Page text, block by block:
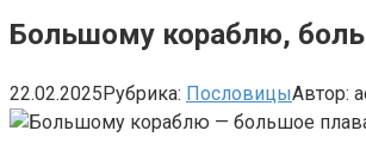
Большому кораблю,
22.02.2025Рубрика: ПословицыАвтор: